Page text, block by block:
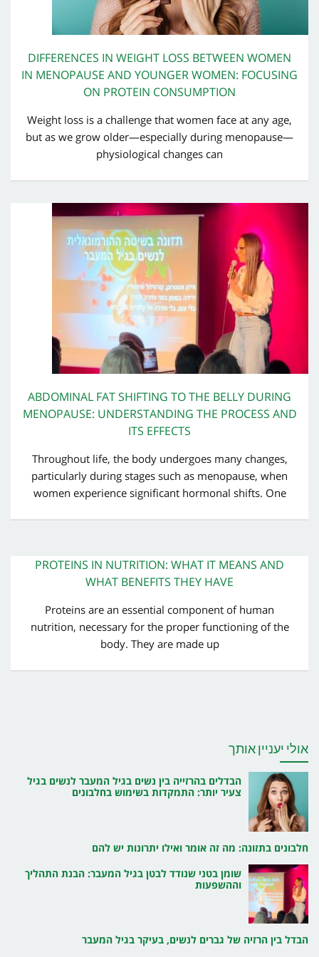
DIFFERENCES IN WEIGHT LOSS BETWEEN WOMEN
IN MENOPAUSE AND YOUNGER WOMEN: FOCUSING
ON PROTEIN CONSUMPTION
Weight loss is a challenge that women face at any age,
but as we grow older—especially during menopause—
physiological changes can
ABDOMINAL FAT SHIFTING TO THE BELLY DURING
MENOPAUSE: UNDERSTANDING THE PROCESS AND
ITS EFFECTS
Throughout life, the body undergoes many changes,
particularly during stages such as menopause, when
women experience significant hormonal shifts. One
PROTEINS IN NUTRITION: WHAT IT MEANS AND
WHAT BENEFITS THEY HAVE
Proteins are an essential component of human
nutrition, necessary for the proper functioning of the
body. They are made up
אולי יעניין אותך
הבדלים בהרזייה בין נשים בגיל המעבר לנשים בגיל
צעיר יותר: התמקדות בשימוש בחלבונים
חלבונים בתזונה: מה זה אומר ואילו יתרונות יש להם
שומן בטני שנודד לבטן בגיל המעבר: הבנת התהליך
וההשפעות
הבדל בין הרזיה של גברים לנשים, בעיקר בגיל המעבר